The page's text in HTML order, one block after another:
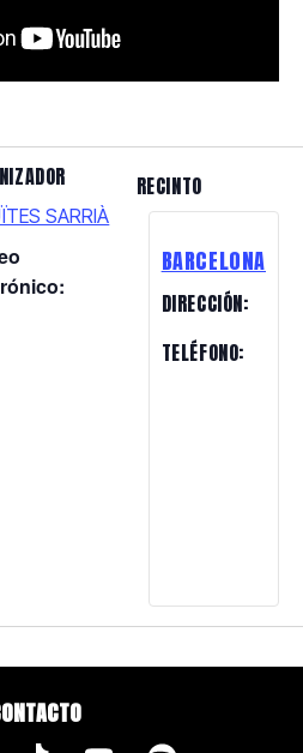
SARRIÀ
RECINTO
BARCELONA
DIRECCIÓN:
TELÉFONO: